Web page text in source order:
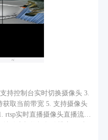
持多媒体内容格
、Facebook &
推送、实时天气信息、
持控制台实时切换摄像头 3.
取当前带宽 5. 支持摄像头
实时监控 6. 支持安全会话